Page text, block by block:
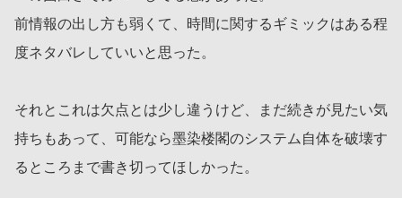
前情報の出し方も弱くて、時間に関するギミックはある程
度ネタバレしていいと思った。
それとこれは欠点とは少し違うけど、まだ続きが見たい気
持ちもあって、可能なら墨染楼閣のシステム自体を破壊す
るところまで書き切ってほしかった。